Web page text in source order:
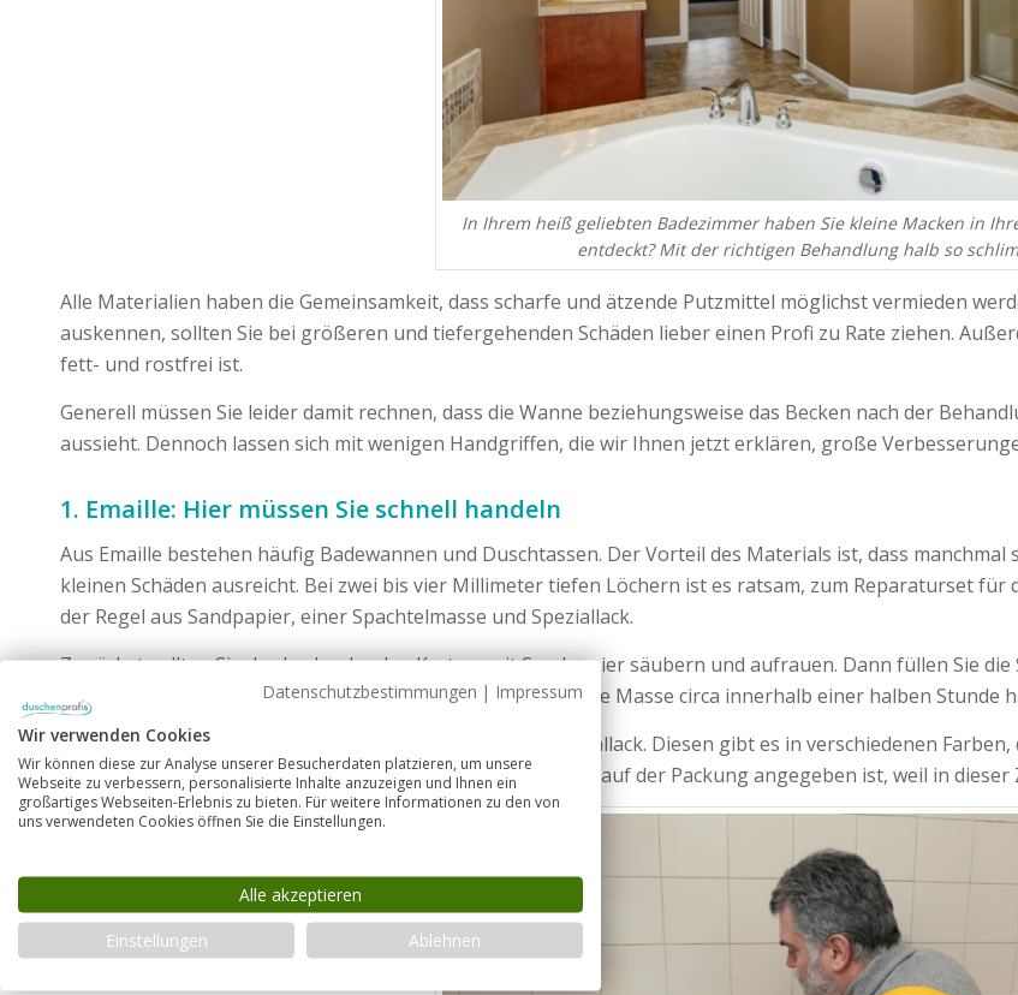
In Ihrem heiß geliebten Badezimmer haben Sie kleine Macken in
entdeckt? Mit der richtigen Behandlung halb so
Alle Materialien haben die Gemeinsamkeit, dass scharfe und ätzende Putzmittel möglichst vermieden
auskennen, sollten Sie bei größeren und tiefergehenden Schäden lieber einen Profi zu Rate ziehen.
fett- und rostfrei ist.
Generell müssen Sie leider damit rechnen, dass die Wanne beziehungsweise das Becken nach der
aussieht. Dennoch lassen sich mit wenigen Handgriffen, die wir Ihnen jetzt erklären, große
1. Emaille: Hier müssen Sie schnell handeln
Aus Emaille bestehen häufig Badewannen und Duschtassen. Der Vorteil des Materials ist, dass
kleinen Schäden ausreicht. Bei zwei bis vier Millimeter tiefen Löchern ist es ratsam, zum Reparaturset
der Regel aus Sandpapier, einer Spachtelmasse und Speziallack.
Zunächst sollten Sie das Loch oder den Kratzer mit Sandpapier säubern und aufrauen. Dann füllen Sie
Luftblasen entstehen. Hier sollten Sie schnell arbeiten, da die Masse circa innerhalb einer halben Stunde
Anschließend versiegeln Sie die Oberfläche mit einem Speziallack. Diesen gibt es in verschiedenen
auswählen sollten. Achten Sie auf die Trocknungsdauer, die auf der Packung angegeben ist, weil in
Datenschutzbestimmungen | Impressum
Wir verwenden Cookies
Wir können diese zur Analyse unserer Besucherdaten platzieren, um unsere
Webseite zu verbessern, personalisierte Inhalte anzuzeigen und Ihnen ein
großartiges Webseiten-Erlebnis zu bieten. Für weitere Informationen zu den von
uns verwendeten Cookies öffnen Sie die Einstellungen.
Alle akzeptieren
Einstellungen
Ablehnen